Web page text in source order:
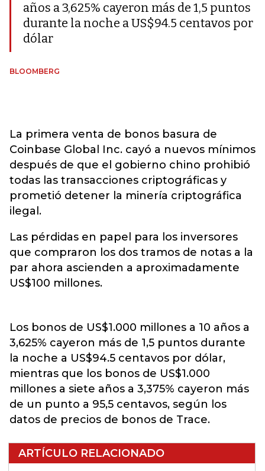
años a 3,625% cayeron más de 1,5 puntos
durante la noche a US$94.5 centavos por
dólar
BLOOMBERG
La primera venta de bonos basura de
Coinbase Global Inc. cayó a nuevos mínimos
después de que el gobierno chino prohibió
todas las transacciones criptográficas y
prometió detener la minería criptográfica
ilegal.
Las pérdidas en papel para los inversores
que compraron los dos tramos de notas a la
par ahora ascienden a aproximadamente
US$100 millones.
Los bonos de US$1.000 millones a 10 años a
3,625% cayeron más de 1,5 puntos durante
la noche a US$94.5 centavos por dólar,
mientras que los bonos de US$1.000
millones a siete años a 3,375% cayeron más
de un punto a 95,5 centavos, según los
datos de precios de bonos de Trace.
ARTÍCULO RELACIONADO